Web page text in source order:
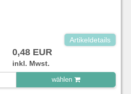
Artikeldetails
0,48 EUR
inkl. Mwst.
wählen